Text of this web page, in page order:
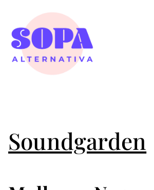
conteúdo
Soundgarden